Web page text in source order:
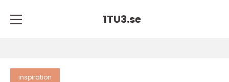
1TU3.se
inspiration